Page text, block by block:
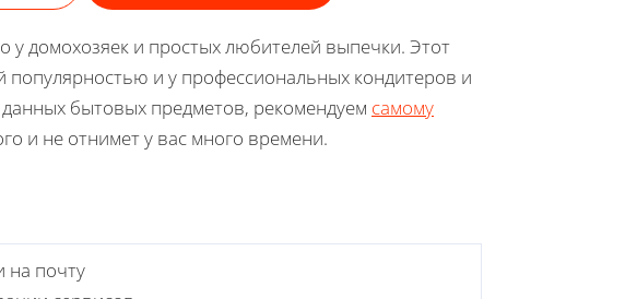
домохозяек и простых любителей выпечки. Этот
популярностью и у профессиональных кондитеров и
бытовых предметов, рекомендуем самому
и не отнимет у вас много времени.
на почту